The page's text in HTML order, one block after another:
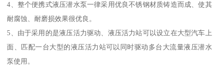
4、整个便携式液压潜水泵一律采用优良不锈钢材质铸造而成、使其
耐腐蚀、耐磨损效果很优良。
5、由于采用的是液压活力驱动、液压活力站可以设立在大型汽车上
面、匹配一台大型的液压活力站可以同时驱动多台大流量液压潜水
泵使用。